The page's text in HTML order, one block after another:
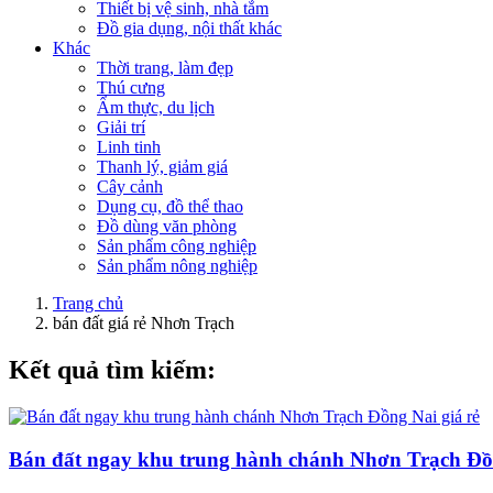
Thiết bị vệ sinh, nhà tắm
Đồ gia dụng, nội thất khác
Khác
Thời trang, làm đẹp
Thú cưng
Ẩm thực, du lịch
Giải trí
Linh tinh
Thanh lý, giảm giá
Cây cảnh
Dụng cụ, đồ thể thao
Đồ dùng văn phòng
Sản phẩm công nghiệp
Sản phẩm nông nghiệp
Trang chủ
bán đất giá rẻ Nhơn Trạch
Kết quả tìm kiếm:
Bán đất ngay khu trung hành chánh Nhơn Trạch